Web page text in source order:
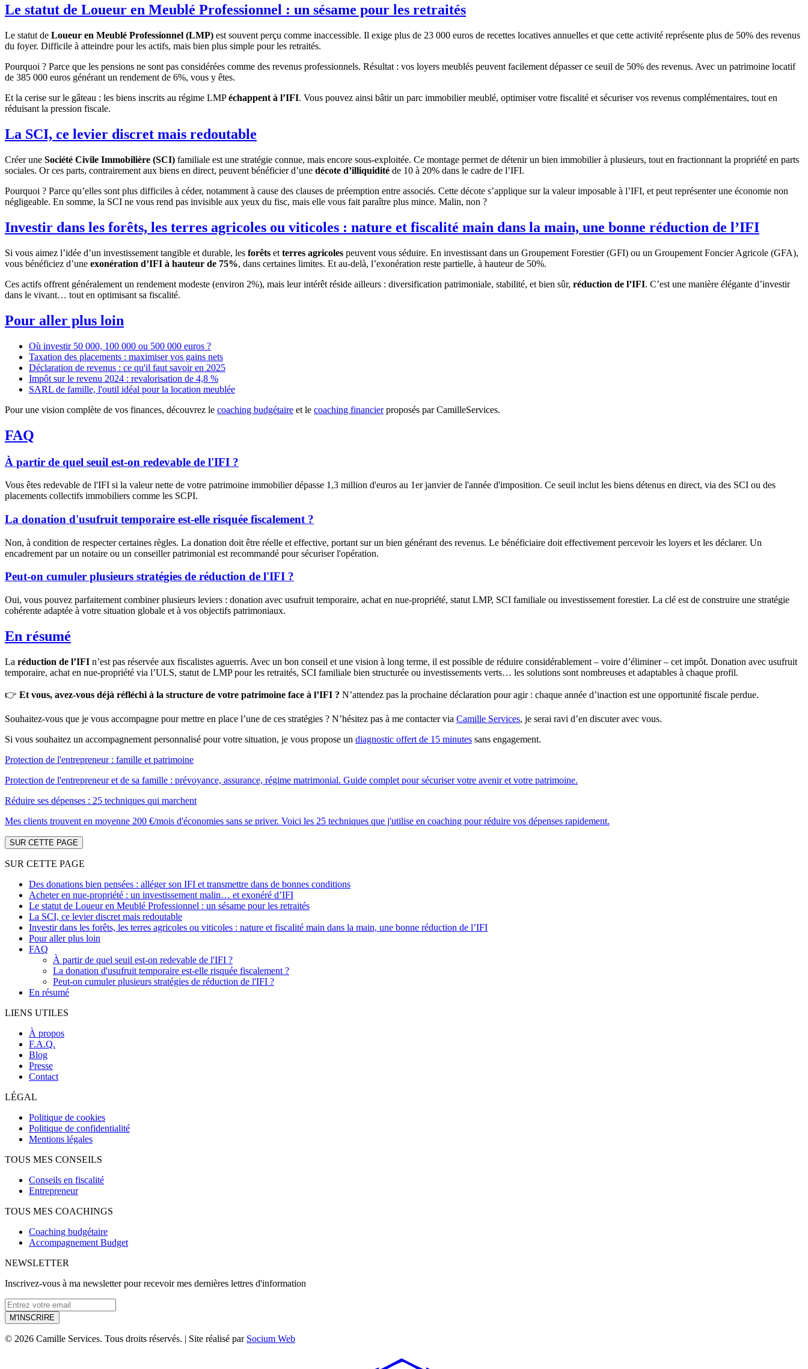
Le statut de Loueur en Meublé Professionnel : un sésame pour les retraités
Le statut de Loueur en Meublé Professionnel (LMP) est souvent perçu comme inaccessible. Il exige plus de 23 000 euros de recettes locatives annuelles et que cette activité représente plus de 50% des revenus
du foyer. Difficile à atteindre pour les actifs, mais bien plus simple pour les retraités.
Pourquoi ? Parce que les pensions ne sont pas considérées comme des revenus professionnels. Résultat : vos loyers meublés peuvent facilement dépasser ce seuil de 50% des revenus. Avec un patrimoine locatif
de 385 000 euros générant un rendement de 6%, vous y êtes.
Et la cerise sur le gâteau : les biens inscrits au régime LMPéchappent à l’IFI. Vous pouvez ainsi bâtir un parc immobilier meublé, optimiser votre fiscalité et sécuriser vos revenus complémentaires, tout en
réduisant la pression fiscale.
La SCI, ce levier discret mais redoutable
Créer une Société Civile Immobilière (SCI) familiale est une stratégie connue, mais encore sous-exploitée. Ce montage permet de détenir un bien immobilier à plusieurs, tout en fractionnant la propriété en parts
sociales. Or ces parts, contrairement aux biens en direct, peuvent bénéficier d’une décote d’illiquidité de 10 à 20% dans le cadre de l’IFI.
Pourquoi ? Parce qu’elles sont plus difficiles à céder, notamment à cause des clauses de préemption entre associés. Cette décote s’applique sur la valeur imposable à l’IFI, et peut représenter une économie non
négligeable. En somme, la SCI ne vous rend pas invisible aux yeux du fisc, mais elle vous fait paraître plus mince. Malin, non ?
Investir dans les forêts, les terres agricoles ou viticoles : nature et fiscalité main dans la main, une bonne réduction de l’IFI
Si vous aimez l’idée d’un investissement tangible et durable, les forêts et terres agricoles peuvent vous séduire. En investissant dans un Groupement Forestier (GFI) ou un Groupement Foncier Agricole (GFA),
vous bénéficiez d’une exonération d’IFI à hauteur de 75%, dans certaines limites. Et au-delà, l’exonération reste partielle, à hauteur de 50%.
Ces actifs offrent généralement un rendement modeste (environ 2%), mais leur intérêt réside ailleurs : diversification patrimoniale, stabilité, et bien sûr, réduction de l’IFI. C’est une manière élégante d’investir
dans le vivant… tout en optimisant sa fiscalité.
Pour aller plus loin
Où investir 50 000, 100 000 ou 500 000 euros ?
Taxation des placements : maximiser vos gains nets
Déclaration de revenus : ce qu'il faut savoir en 2025
Impôt sur le revenu 2024 : revalorisation de 4,8 %
SARL de famille, l'outil idéal pour la location meublée
Pour une vision complète de vos finances, découvrez le coaching budgétaire et le coaching financierproposés par CamilleServices.
FAQ
À partir de quel seuil est-on redevable de l'IFI ?
Vous êtes redevable de l'IFI si la valeur nette de votre patrimoine immobilier dépasse 1,3 million d'euros au 1er janvier de l'année d'imposition. Ce seuil inclut les biens détenus en direct, via des SCI ou des
placements collectifs immobiliers comme les SCPI.
La donation d'usufruit temporaire est-elle risquée fiscalement ?
Non, à condition de respecter certaines règles. La donation doit être réelle et effective, portant sur un bien générant des revenus. Le bénéficiaire doit effectivement percevoir les loyers et les déclarer. Un
encadrement par un notaire ou un conseiller patrimonial est recommandé pour sécuriser l'opération.
Peut-on cumuler plusieurs stratégies de réduction de l'IFI ?
Oui, vous pouvez parfaitement combiner plusieurs leviers : donation avec usufruit temporaire, achat en nue-propriété, statut LMP, SCI familiale ou investissement forestier. La clé est de construire une stratégie
cohérente adaptée à votre situation globale et à vos objectifs patrimoniaux.
En résumé
La réduction de l’IFI n’est pas réservée aux fiscalistes aguerris. Avec un bon conseil et une vision à long terme, il est possible de réduire considérablement – voire d’éliminer – cet impôt. Donation avec usufruit
temporaire, achat en nue-propriété via l’ULS, statut de LMP pour les retraités, SCI familiale bien structurée ou investissements verts… les solutions sont nombreuses et adaptables à chaque profil.
👉 Et vous, avez-vous déjà réfléchi à la structure de votre patrimoine face à l’IFI ? N’attendez pas la prochaine déclaration pour agir : chaque année d’inaction est une opportunité fiscale perdue.
Souhaitez-vous que je vous accompagne pour mettre en place l’une de ces stratégies ? N’hésitez pas à me contacter via Camille Services, je serai ravi d’en discuter avec vous.
Si vous souhaitez un accompagnement personnalisé pour votre situation, je vous propose un diagnostic offert de 15 minutes sans engagement.
Protection de l'entrepreneur : famille et patrimoine
Protection de l'entrepreneur et de sa famille : prévoyance, assurance, régime matrimonial. Guide complet pour sécuriser votre avenir et votre patrimoine.
Réduire ses dépenses : 25 techniques qui marchent
Mes clients trouvent en moyenne 200 €/mois d'économies sans se priver. Voici les 25 techniques que j'utilise en coaching pour réduire vos dépenses rapidement.
SUR CETTE PAGE
SUR CETTE PAGE
Des donations bien pensées : alléger son IFI et transmettre dans de bonnes conditions
Acheter en nue-propriété : un investissement malin… et exonéré d’IFI
Le statut de Loueur en Meublé Professionnel : un sésame pour les retraités
La SCI, ce levier discret mais redoutable
Investir dans les forêts, les terres agricoles ou viticoles : nature et fiscalité main dans la main, une bonne réduction de l’IFI
Pour aller plus loin
FAQ
À partir de quel seuil est-on redevable de l'IFI ?
La donation d'usufruit temporaire est-elle risquée fiscalement ?
Peut-on cumuler plusieurs stratégies de réduction de l'IFI ?
En résumé
LIENS UTILES
À propos
F.A.Q.
Blog
Presse
Contact
LÉGAL
Politique de cookies
Politique de confidentialité
Mentions légales
TOUS MES CONSEILS
Conseils en fiscalité
Entrepreneur
TOUS MES COACHINGS
Coaching budgétaire
Accompagnement Budget
NEWSLETTER
Inscrivez-vous à ma newsletter pour recevoir mes dernières lettres d'information
M'INSCRIRE
© 2026 Camille Services. Tous droits réservés. | Site réalisé par Socium Web